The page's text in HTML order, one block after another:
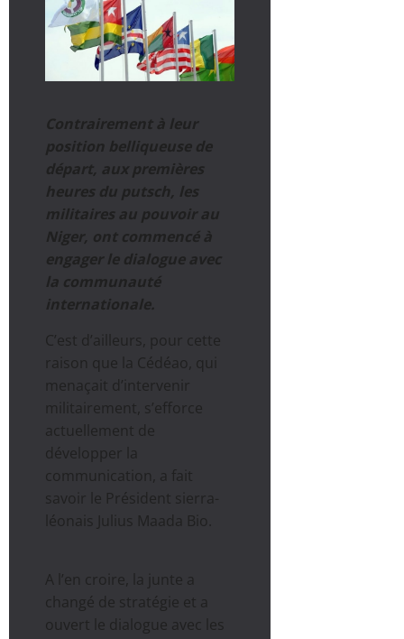
Contrairement à leur
position belliqueuse de
départ, aux premières
heures du putsch, les
militaires au pouvoir au
Niger, ont commencé à
engager le dialogue avec
la communauté
internationale.
C’est d’ailleurs, pour cette
raison que la Cédéao, qui
menaçait d’intervenir
militairement, s’efforce
actuellement de
développer la
communication, a fait
savoir le Président sierra-
léonais Julius Maada Bio.
A l’en croire, la junte a
changé de stratégie et a
ouvert le dialogue avec les